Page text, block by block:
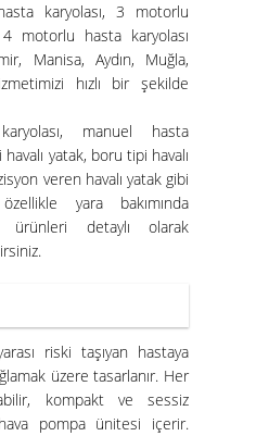
Yatak
karyolası, 3 motorlu
motorlu hasta karyolası
Manisa, Aydın, Muğla,
hızlı bir şekilde
manuel hasta
yatak, boru tipi havalı
veren havalı yatak gibi
yara bakımında
ürünleri detaylı olarak
riski taşıyan hastaya
üzere tasarlanır. Her
kompakt ve sessiz
pompa ünitesi içerir.